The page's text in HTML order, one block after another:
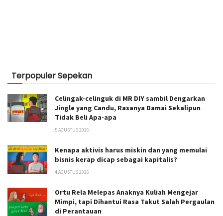
Terpopuler Sepekan
Celingak-celinguk di MR DIY sambil Dengarkan
Jingle yang Candu, Rasanya Damai Sekalipun
Tidak Beli Apa-apa
5 AGUSTUS 2026
Kenapa aktivis harus miskin dan yang memulai
bisnis kerap dicap sebagai kapitalis?
4 AGUSTUS 2026
Ortu Rela Melepas Anaknya Kuliah Mengejar
Mimpi, tapi Dihantui Rasa Takut Salah Pergaulan
di Perantauan